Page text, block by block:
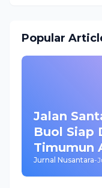
Popular
Jalan
Buol Siap
Timumun
Meriahkan
Utama
Jurnal Nusantara-